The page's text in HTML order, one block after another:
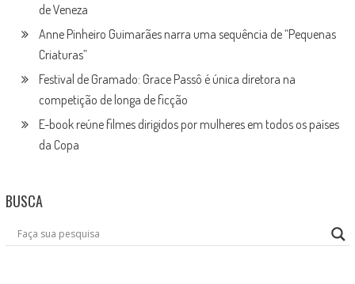
de Veneza
Anne Pinheiro Guimarães narra uma sequência de “Pequenas
Criaturas”
Festival de Gramado: Grace Passô é única diretora na
competição de longa de ficção
E-book reúne filmes dirigidos por mulheres em todos os países
da Copa
BUSCA